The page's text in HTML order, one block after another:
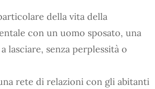
della vita della
con un uomo sposato, una
lasciare, senza perplessità o
rete di relazioni con gli abitanti